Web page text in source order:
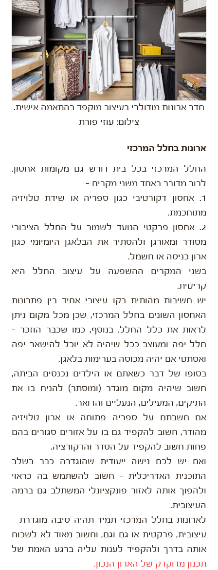
חדר ארונות מודולרי בעיצוב מוקפד בהתאמה אישית.
צילום: עוזי פורת
ארונות בחלל המרכזי
החלל המרכזי בכל בית דורש גם מקומות אחסון.
לרוב מדובר באחד משני מקרים –
1. אחסון דקורטיבי כגון ספריה או שידת טלויזיה
מתוחכמת.
2. אחסון פרקטי הנועד לשמור על החלל הציבורי
מסודר ומאורגן ולהסתיר את הבלאגן היומיומי כגון
ארון כניסה או חשמל.
בשני המקרים ההשפעה על עיצוב החלל היא
קריטית.
יש חשיבות מהותית בקו עיצובי אחיד בין פתרונות
האחסון השונים בחלל המרכזי, שכן מכל מקום ניתן
לראות את כלל החלל. בנוסף, כמו שכבר הוזכר –
חלל יפה ומעוצב ככל שיהיה לא יוכל להישאר יפה
ואסתטי אם יהיה מכוסה בערימות בלאגן.
בסופו של דבר כשאתם או הילדים נכנסים הביתה,
חשוב שיהיה מקום מוגדר (ומוסתר) להניח בו את
התיקים, המעילים, הנעליים והדואר.
אם חשבתם על ספריה פתוחה או ארון טלויזיה
מהודר, חשוב להקפיד גם בו על אזורים סגורים בהם
פחות חשוב להקפיד על הסדר והדקורציה.
ואם יש לכם נישה ייעודית שהוגדרה כבר בשלב
התוכנית האדריכלית – חשוב להשתמש בה כראוי
ולהפוך אותה לאזור פונקציונלי המשתלב גם ברמה
העיצובית.
לארונות בחלל המרכזי תמיד תהיה סיבה מוגדרת –
עיצובית, פרקטית או גם וגם, וחשוב מאוד לא לשכוח
אותה בדרך ולהקפיד לענות עליה ברגע האמת של
תכנון מדוקדק של הארון הנכון.